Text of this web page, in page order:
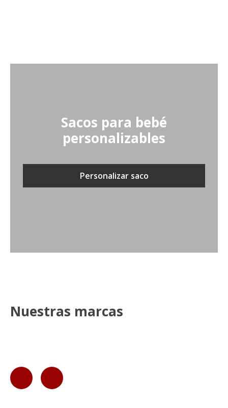
Sacos para bebé
personalizables
Personalizar saco
Nuestras marcas